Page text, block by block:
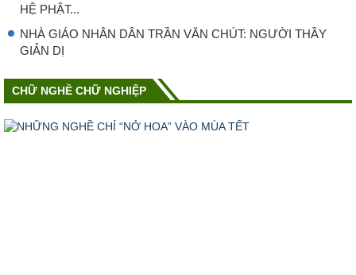
HỆ PHẬT...
NHÀ GIÁO NHÂN DÂN TRẦN VĂN CHÚT: NGƯỜI THẦY
GIẢN DỊ
CHỮ NGHỀ CHỮ NGHIỆP